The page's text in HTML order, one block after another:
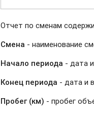
Отчет по сменам
Смена - наименование
Начало периода - дата
Конец периода - дата и
Пробег (км) - пробег